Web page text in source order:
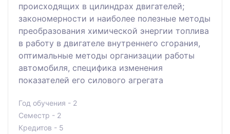
происходящих в цилиндрах двигателей;
закономерности и наиболее полезные методы
преобразования химической энергии топлива
в работу в двигателе внутреннего сгорания,
оптимальные методы организации работы
автомобиля, специфика изменения
показателей его силового агрегата
Год обучения - 2
Семестр - 2
Кредитов - 5